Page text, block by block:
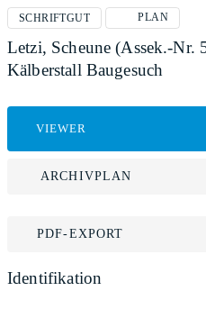
SCHRIFTGUT PLAN
Letzi, Scheune (Assek.-Nr.
Kälberstall Baugesuch
VIEWER
ARCHIVPLAN
PDF-EXPORT
Identifikation